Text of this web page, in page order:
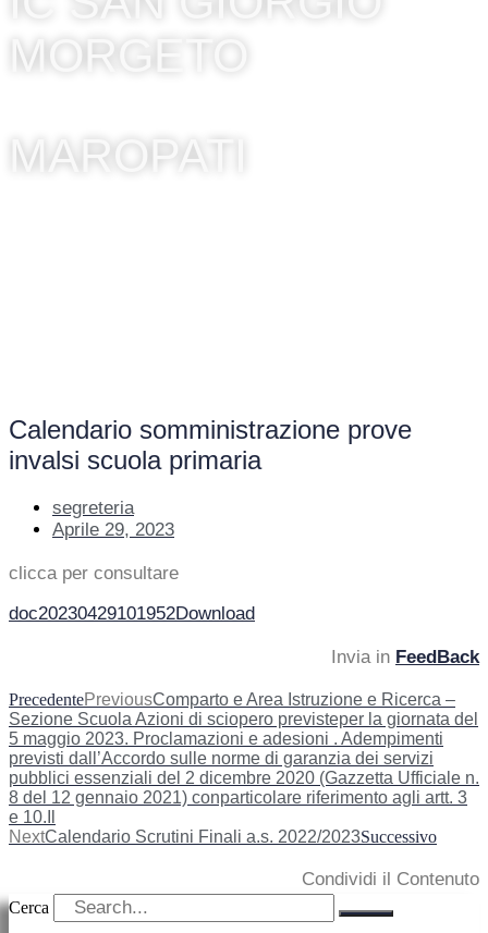
MORGETO
MAROPATI
Calendario somministrazione prove
invalsi scuola primaria
segreteria
Aprile 29, 2023
clicca per consultare
doc20230429101952Download
Invia in FeedBack
PrecedentePreviousComparto e Area Istruzione e Ricerca –
Sezione Scuola Azioni di sciopero previsteper la giornata del
5 maggio 2023. Proclamazioni e adesioni . Adempimenti
previsti dall’Accordo sulle norme di garanzia dei servizi
pubblici essenziali del 2 dicembre 2020 (Gazzetta Ufficiale n.
8 del 12 gennaio 2021) conparticolare riferimento agli artt. 3
e 10.Il
NextCalendario Scrutini Finali a.s. 2022/2023Successivo
Condividi il Contenuto
Cerca